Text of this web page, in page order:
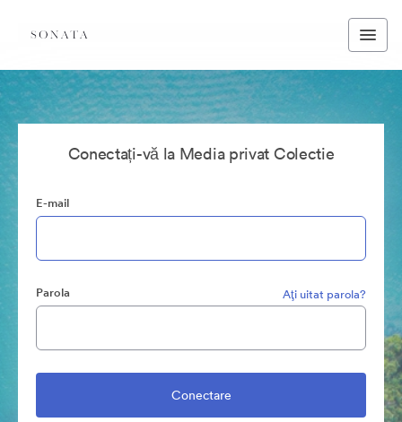
Conectați-vă la Media privat Colectie
E-mail
Parola Aţi uitat parola?